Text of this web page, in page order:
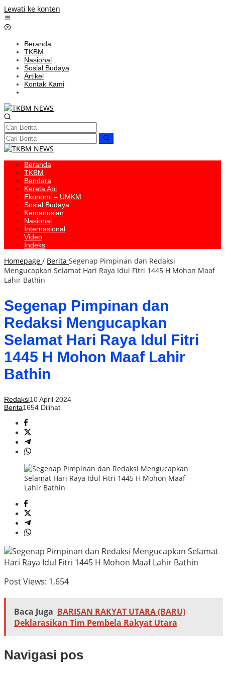
Lewati ke konten
Beranda
TKBM
Nasional
Sosial Budaya
Artikel
Kontak Kami
Beranda
TKBM
Bandara
Kereta Api
Ekonomi – UMKM
Sosial Budaya
Kemanusian
Nasional
Internasional
Video
Indeks
Homepage / Berita Segenap Pimpinan dan Redaksi
Mengucapkan Selamat Hari Raya Idul Fitri 1445 H Mohon Maaf
Lahir Bathin
Segenap Pimpinan dan
Redaksi Mengucapkan
Selamat Hari Raya Idul Fitri
1445 H Mohon Maaf Lahir
Bathin
Redaksi10 April 2024
Berita1654 Dilihat
Post Views: 1,654
Baca Juga BARISAN RAKYAT UTARA (BARU)
Deklarasikan Tim Pembela Rakyat Utara
Navigasi pos